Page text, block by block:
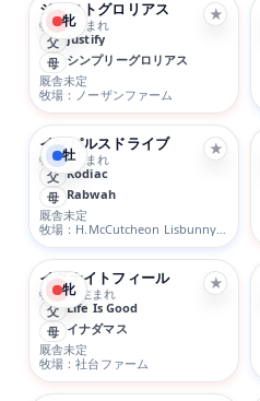
牝 ★
ジャストグロリアス
牝 2/1生まれ
父 Justify
母 シンプリーグロリアス
厩舎未定
牧場：ノーザンファーム
牡 ★
インパルスドライブ
牡 2/8生まれ
父 Kodiac
母 Rabwah
厩舎未定
牧場：H.McCutcheon Lisbunny&Philip McCutcheon
牝 ★
イグナイトフィール
牝 4/12生まれ
父 Life Is Good
母 イナダマス
厩舎未定
牧場：社台ファーム